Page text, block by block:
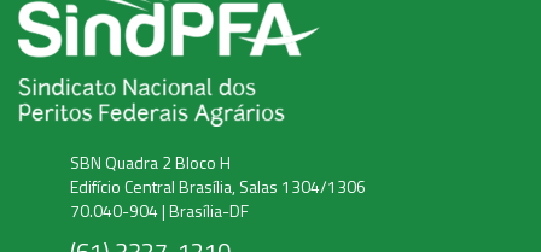
SBN Quadra 2 Bloco H
Edifício Central Brasília, Salas 1304/1306
70.040-904 | Brasília-DF